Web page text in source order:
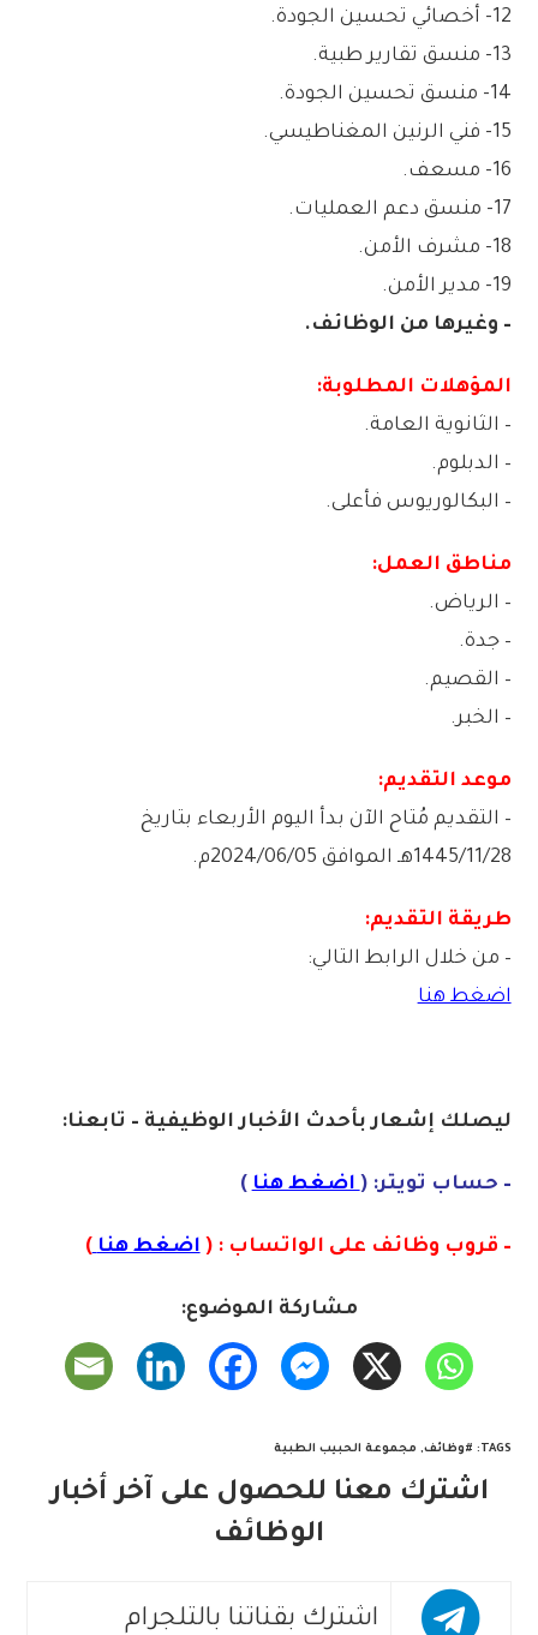
12- أخصائي تحسين الجودة.
13- منسق تقارير طبية.
14- منسق تحسين الجودة.
15- فني الرنين المغناطيسي.
16- مسعف.
17- منسق دعم العمليات.
18- مشرف الأمن.
19- مدير الأمن.
– وغيرها من الوظائف.
المؤهلات المطلوبة:
– الثانوية العامة.
– الدبلوم.
– البكالوريوس فأعلى.
مناطق العمل:
– الرياض.
– جدة.
– القصيم.
– الخبر.
موعد التقديم:
– التقديم مُتاح الآن بدأ اليوم الأربعاء بتاريخ
1445/11/28هـ الموافق 2024/06/05م.
طريقة التقديم:
– من خلال الرابط التالي:
اضغط هنا
ليصلك إشعار بأحدث الأخبار الوظيفية – تابعنا:
– حساب تويتر: ( اضغط هنا )
– قروب وظائف على الواتساب : ( اضغط هنا )
مشاركة الموضوع:
TAGS
: #وظائف, مجموعة الحبيب الطبية
اشترك معنا للحصول على آخر أخبار
الوظائف
اشترك بقناتنا بالتلجرام